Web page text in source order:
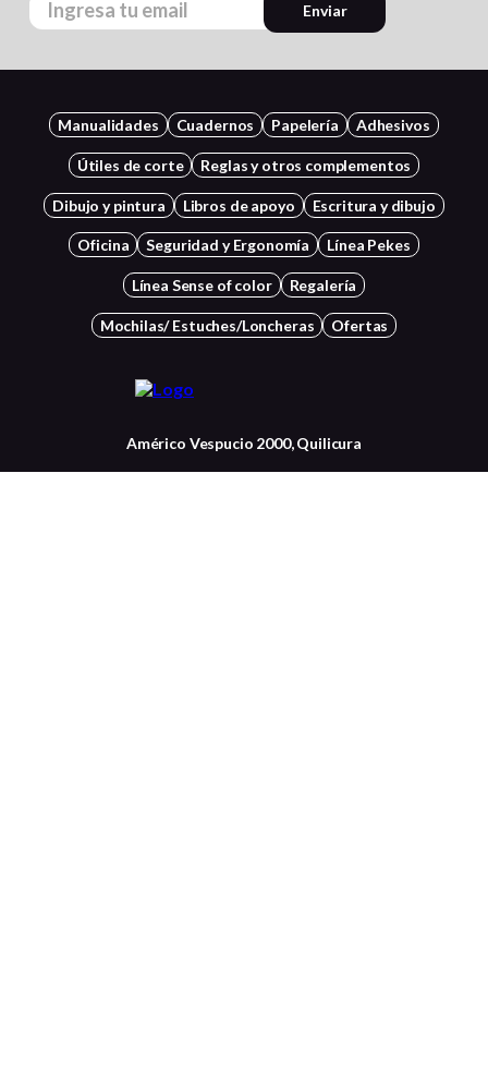
Enviar
Manualidades Cuadernos Papelería Adhesivos
Útiles de corte Reglas y otros complementos
Dibujo y pintura Libros de apoyo Escritura y dibujo
Oficina Seguridad y Ergonomía Línea Pekes
Línea Sense of color Regalería
Mochilas/ Estuches/Loncheras Ofertas
Américo Vespucio 2000, Quilicura